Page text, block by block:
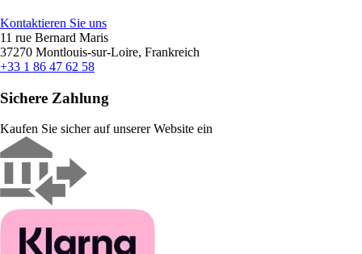
Kontaktieren Sie uns
11 rue Bernard Maris
37270 Montlouis-sur-Loire, Frankreich
+33 1 86 47 62 58
Sichere Zahlung
Kaufen Sie sicher auf unserer Website ein